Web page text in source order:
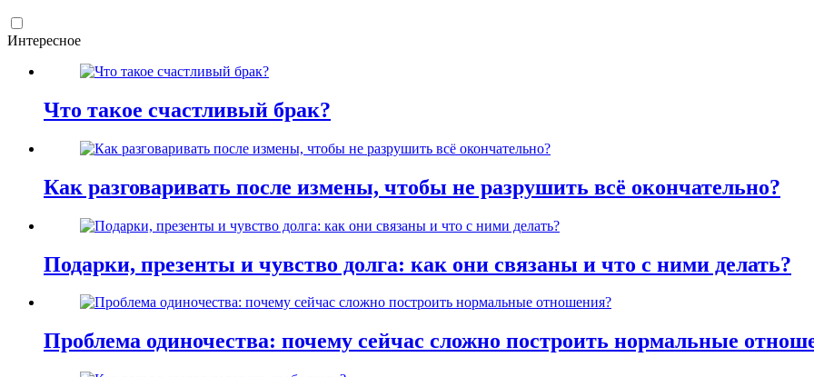
Интересное
Что такое счастливый брак?
Как разговаривать после измены, чтобы не разрушить всё окончательно?
Подарки, презенты и чувство долга: как они связаны и что с ними делать?
Проблема одиночества: почему сейчас сложно построить нормальные